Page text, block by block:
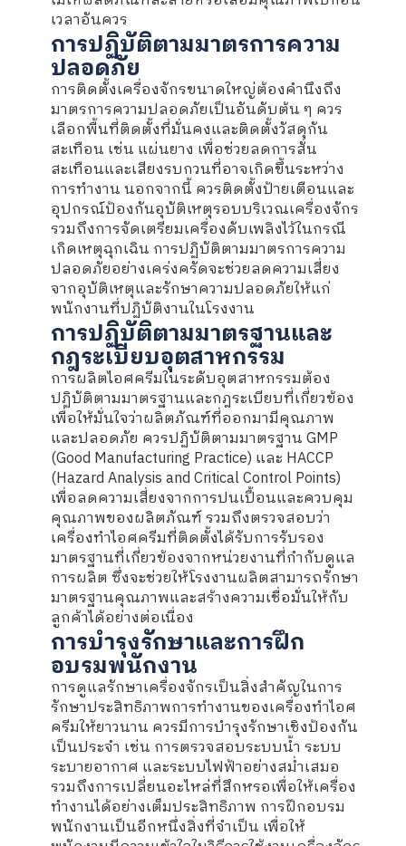
เวลาอันควร
การปฏิบัติตามมาตรการความ
ปลอดภัย
การติดตั้งเครื่องจักรขนาดใหญ่ต้องคำนึงถึง
มาตรการความปลอดภัยเป็นอันดับต้น ๆ ควร
เลือกพื้นที่ติดตั้งที่มั่นคงและติดตั้งวัสดุกัน
สะเทือน เช่น แผ่นยาง เพื่อช่วยลดการสั่น
สะเทือนและเสียงรบกวนที่อาจเกิดขึ้นระหว่าง
การทำงาน นอกจากนี้ ควรติดตั้งป้ายเตือนและ
อุปกรณ์ป้องกันอุบัติเหตุรอบบริเวณเครื่องจักร
รวมถึงการจัดเตรียมเครื่องดับเพลิงไว้ในกรณี
เกิดเหตุฉุกเฉิน การปฏิบัติตามมาตรการความ
ปลอดภัยอย่างเคร่งครัดจะช่วยลดความเสี่ยง
จากอุบัติเหตุและรักษาความปลอดภัยให้แก่
พนักงานที่ปฏิบัติงานในโรงงาน
การปฏิบัติตามมาตรฐานและ
กฎระเบียบอุตสาหกรรม
การผลิตไอศครีมในระดับอุตสาหกรรมต้อง
ปฏิบัติตามมาตรฐานและกฎระเบียบที่เกี่ยวข้อง
เพื่อให้มั่นใจว่าผลิตภัณฑ์ที่ออกมามีคุณภาพ
และปลอดภัย ควรปฏิบัติตามมาตรฐาน GMP
(Good Manufacturing Practice) และ HACCP
(Hazard Analysis and Critical Control Points)
เพื่อลดความเสี่ยงจากการปนเปื้อนและควบคุม
คุณภาพของผลิตภัณฑ์ รวมถึงตรวจสอบว่า
เครื่องทำไอศครีมที่ติดตั้งได้รับการรับรอง
มาตรฐานที่เกี่ยวข้องจากหน่วยงานที่กำกับดูแล
การผลิต ซึ่งจะช่วยให้โรงงานผลิตสามารถรักษา
มาตรฐานคุณภาพและสร้างความเชื่อมั่นให้กับ
ลูกค้าได้อย่างต่อเนื่อง
การบำรุงรักษาและการฝึก
อบรมพนักงาน
การดูแลรักษาเครื่องจักรเป็นสิ่งสำคัญในการ
รักษาประสิทธิภาพการทำงานของเครื่องทำไอศ
ครีมให้ยาวนาน ควรมีการบำรุงรักษาเชิงป้องกัน
เป็นประจำ เช่น การตรวจสอบระบบน้ำ ระบบ
ระบายอากาศ และระบบไฟฟ้าอย่างสม่ำเสมอ
รวมถึงการเปลี่ยนอะไหล่ที่สึกหรอเพื่อให้เครื่อง
ทำงานได้อย่างเต็มประสิทธิภาพ การฝึกอบรม
พนักงานเป็นอีกหนึ่งสิ่งที่จำเป็น เพื่อให้